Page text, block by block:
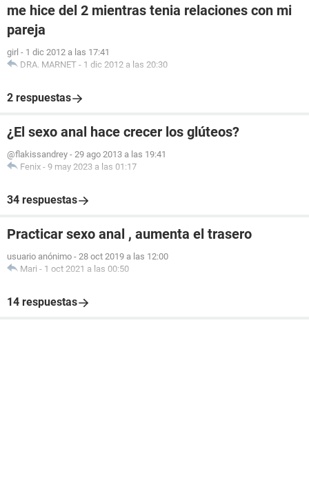
me hice del 2 mientras tenia relaciones con mi
pareja
girl - 1 dic 2012 a las 17:41
DRA. MARNET - 1 dic 2012 a las 20:30
2 respuestas
¿El sexo anal hace crecer los glúteos?
@flakissandrey - 29 ago 2013 a las 19:41
Fenix - 9 may 2023 a las 01:17
34 respuestas
Practicar sexo anal , aumenta el trasero
usuario anónimo - 28 oct 2019 a las 12:00
Mari - 1 oct 2021 a las 00:50
14 respuestas